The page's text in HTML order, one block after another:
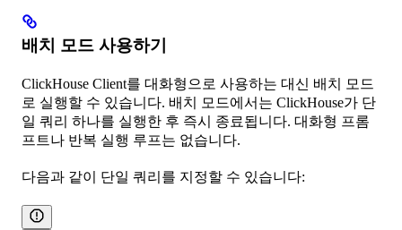
배치 모드 사용하기
ClickHouse Client를 대화형으로 사용하는 대신 배치 모드
로 실행할 수 있습니다. 배치 모드에서는 ClickHouse가 단
일 쿼리 하나를 실행한 후 즉시 종료됩니다. 대화형 프롬
프트나 반복 실행 루프는 없습니다.
다음과 같이 단일 쿼리를 지정할 수 있습니다: